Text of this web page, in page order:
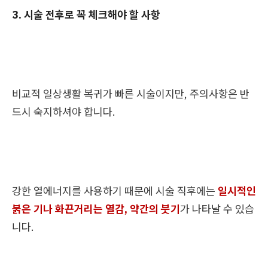
3. 시술 전후로 꼭 체크해야 할 사항
비교적 일상생활 복귀가 빠른 시술이지만, 주의사항은 반
드시 숙지하셔야 합니다.
강한 열에너지를 사용하기 때문에 시술 직후에는 일시적인
붉은 기나 화끈거리는 열감, 약간의 붓기가 나타날 수 있습
니다.